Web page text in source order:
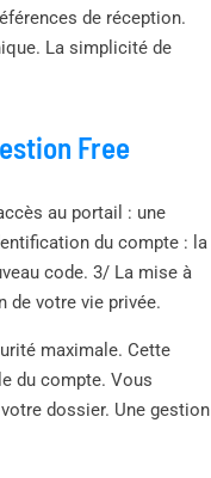
de réception.
La simplicité de
Free
au portail : une
du compte : la
code. 3/ La mise à
de votre vie privée.
maximale. Cette
du compte. Vous
dossier. Une gestion